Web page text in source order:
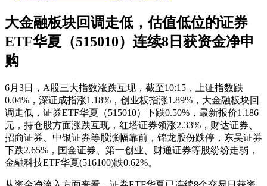
大金融板块回调走低，估值低位的证券
ETF华夏（515010）连续8日获资金净申
购
6月3日，A股三大指数涨跌互现，截至10:15，上证指数跌
0.04%，深证成指涨1.18%，创业板指涨1.89%，大金融板块回
调走低，证券ETF华夏（515010）下跌0.50%，最新报价1.186
元，持仓股方面涨跌互现，红塔证券领涨2.33%，财达证券、
招商证券、中银证券等股涨幅靠前，锦龙股份跌停，东吴证券
下跌2.65%，国金证券、第一创业、财通证券等股纷纷走弱，
金融科技ETF华夏(516100)跌0.62%。